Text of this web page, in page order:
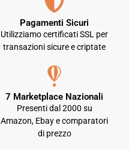
Pagamenti Sicuri
Utilizziamo certificati SSL per
transazioni sicure e criptate
7 Marketplace Nazionali
Presenti dal 2000 su
Amazon, Ebay e comparatori
di prezzo